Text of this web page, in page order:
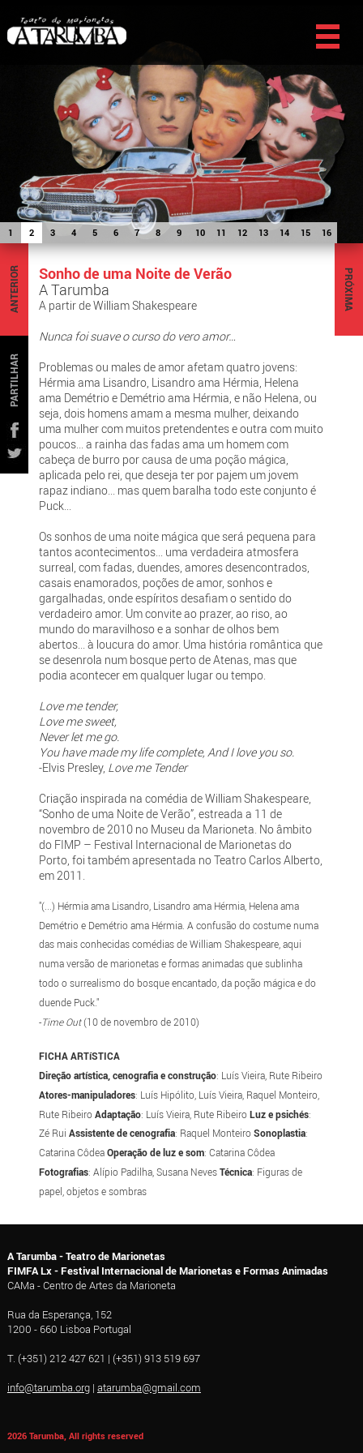
1 2 3 4 5 6 7 8 9 10 11 12 13 14 15 16
PRÓXIMA
ANTERIOR
PARTILHAR
Sonho de uma Noite de Verão
A Tarumba
A partir de William Shakespeare
Nunca foi suave o curso do vero amor…
Problemas ou males de amor afetam quatro jovens:
Hérmia ama Lisandro, Lisandro ama Hérmia, Helena
ama Demétrio e Demétrio ama Hérmia, e não Helena, ou
seja, dois homens amam a mesma mulher, deixando
uma mulher com muitos pretendentes e outra com muito
poucos... a rainha das fadas ama um homem com
cabeça de burro por causa de uma poção mágica,
aplicada pelo rei, que deseja ter por pajem um jovem
rapaz indiano... mas quem baralha todo este conjunto é
Puck...
Os sonhos de uma noite mágica que será pequena para
tantos acontecimentos... uma verdadeira atmosfera
surreal, com fadas, duendes, amores desencontrados,
casais enamorados, poções de amor, sonhos e
gargalhadas, onde espíritos desafiam o sentido do
verdadeiro amor. Um convite ao prazer, ao riso, ao
mundo do maravilhoso e a sonhar de olhos bem
abertos... à loucura do amor. Uma história romântica que
se desenrola num bosque perto de Atenas, mas que
podia acontecer em qualquer lugar ou tempo.
Love me tender,
Love me sweet,
Never let me go.
You have made my life complete, And I love you so.
-Elvis Presley, Love me Tender
Criação inspirada na comédia de William Shakespeare,
“Sonho de uma Noite de Verão”, estreada a 11 de
novembro de 2010 no Museu da Marioneta. No âmbito
do FIMP – Festival Internacional de Marionetas do
Porto, foi também apresentada no Teatro Carlos Alberto,
em 2011.
"(...) Hérmia ama Lisandro, Lisandro ama Hérmia, Helena ama
Demétrio e Demétrio ama Hérmia. A confusão do costume numa
das mais conhecidas comédias de William Shakespeare, aqui
numa versão de marionetas e formas animadas que sublinha
todo o surrealismo do bosque encantado, da poção mágica e do
duende Puck."
-Time Out(10 de novembro de 2010)
FICHA ARTíSTICA
Direção artística, cenografia e construção: Luís Vieira, Rute Ribeiro
Atores-manipuladores: Luís Hipólito, Luís Vieira, Raquel Monteiro,
Rute RibeiroAdaptação: Luís Vieira, Rute RibeiroLuz e psichés:
Zé RuiAssistente de cenografia: Raquel MonteiroSonoplastia:
Catarina CôdeaOperação de luz e som: Catarina Côdea
Fotografias: Alípio Padilha, Susana NevesTécnica: Figuras de
papel, objetos e sombras
A Tarumba - Teatro de Marionetas
FIMFA Lx - Festival Internacional de Marionetas e Formas Animadas
CAMa - Centro de Artes da Marioneta
Rua da Esperança, 152
1200 - 660 Lisboa Portugal
T. (+351) 212 427 621 | (+351) 913 519 697
info@tarumba.org| atarumba@gmail.com
2026 Tarumba, All rights reserved